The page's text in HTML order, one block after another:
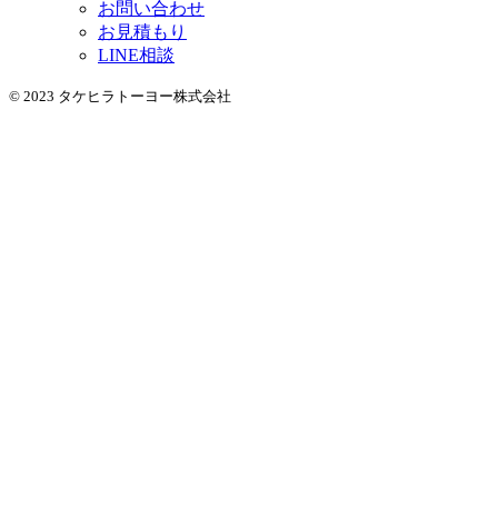
お問い合わせ
お見積もり
LINE相談
© 2023 タケヒラトーヨー株式会社